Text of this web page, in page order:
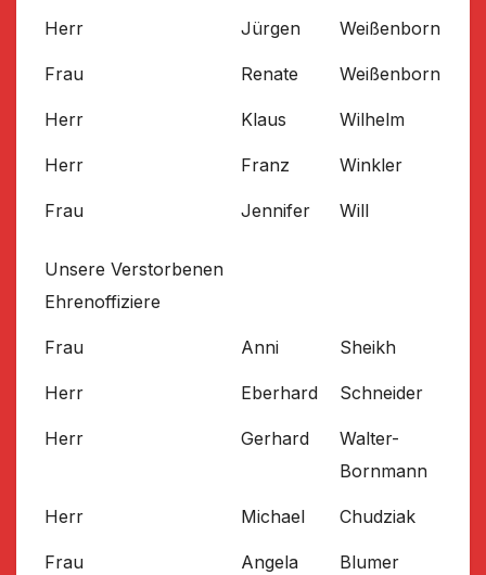
Herr Jürgen Weißenborn
Frau Renate Weißenborn
Herr Klaus Wilhelm
Herr Franz Winkler
Frau Jennifer Will
Unsere Verstorbenen
Ehrenoffiziere
Frau Anni Sheikh
Herr Eberhard Schneider
Herr Gerhard
Walter-
Bornmann
Herr Michael Chudziak
Frau Angela Blumer